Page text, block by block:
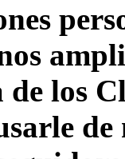
de los